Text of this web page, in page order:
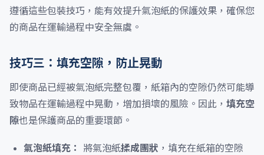
遵循這些包裝技巧，能有效提升氣泡紙的保護效果，確保您
的商品在運輸過程中安全無虞。
技巧三：填充空隙，防止晃動
即使商品已經被氣泡紙完整包覆，紙箱內的空隙仍然可能導
致物品在運輸過程中晃動，增加損壞的風險。因此， 填充空
隙也是保護商品的重要環節。
氣泡紙填充： 將氣泡紙揉成團狀 ，填充在紙箱的空隙